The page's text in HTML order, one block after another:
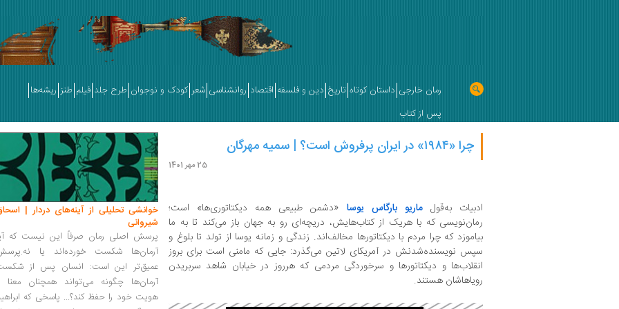
رمان خارجی داستان کوتاه تاریخ دین و فلسفه اقتصاد روانشناسی شعر کودک و نوجوان طرح جلد فیلم طنز ریشه‌ها
پس از کتاب
چرا «۱۹۸۴» در ایران پرفروش‌ است؟ | سمیه مهرگان
25 مهر 1401
ادبیات به‌قولماریو بارگاس یوسا «دشمن طبیعی همه دیکتاتوری‌ها» است؛
رمان‌نویسی که با هریک از کتاب‌هایش، دریچه‌ای رو به جهان باز می‌کند تا به ما
بیاموزد که چرا مردم با دیکتاتورها مخالف‌اند. زندگی و زمانه یوسا از تولد تا بلوغ و
سپس نویسنده‌شدنش در آمریکای لاتین می‌گذرد: جایی که مامنی است برای بروز
انقلاب‌ها و دیکتاتورها و سرخوردگی مردمی که هرروز در خیابان شاهد سربریدن
رویاهاشان هستند.
خوانشی تحلیلی از آینه‌های دردار |
شیروانی
پرسش اصلی رمان صرفاً این نیست که
آرمان‌ها شکست خورده‌اند یا
عمیق‌تر این است: انسان پس از
آرمان‌ها چگونه می‌تواند همچنان معنا
هویت خود را حفظ کند؟... پاسخی که